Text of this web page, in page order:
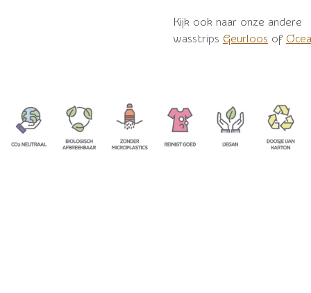
Kijk ook naar onze andere
wasstrips Geurloos of